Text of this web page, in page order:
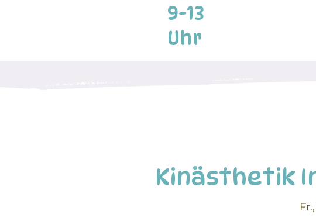
9-13
Uhr
Kinästhetik